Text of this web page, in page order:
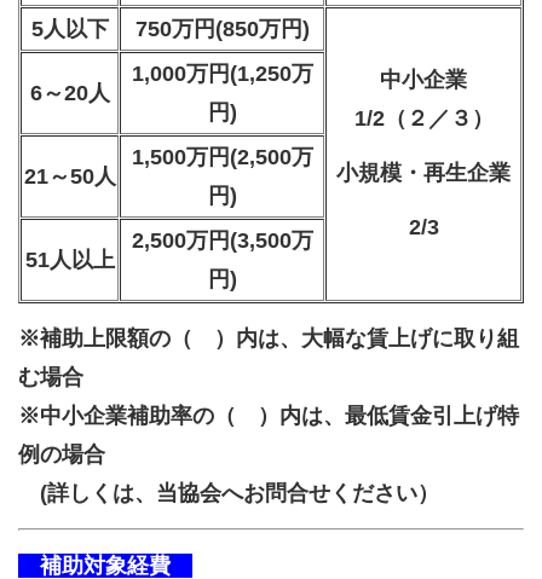
5人以下
750万円(850万円)
中小企業
1/2（２／３）
小規模・再生企業
2/3
6～20人
1,000万円(1,250万
円)
21～50人
1,500万円(2,500万
円)
51人以上
2,500万円(3,500万
円)
※補助上限額の（ ）内は、大幅な賃上げに取り組
む場合
※中小企業補助率の（ ）内は、最低賃金引上げ特
例の場合
(詳しくは、当協会へお問合せください）
補助対象経費